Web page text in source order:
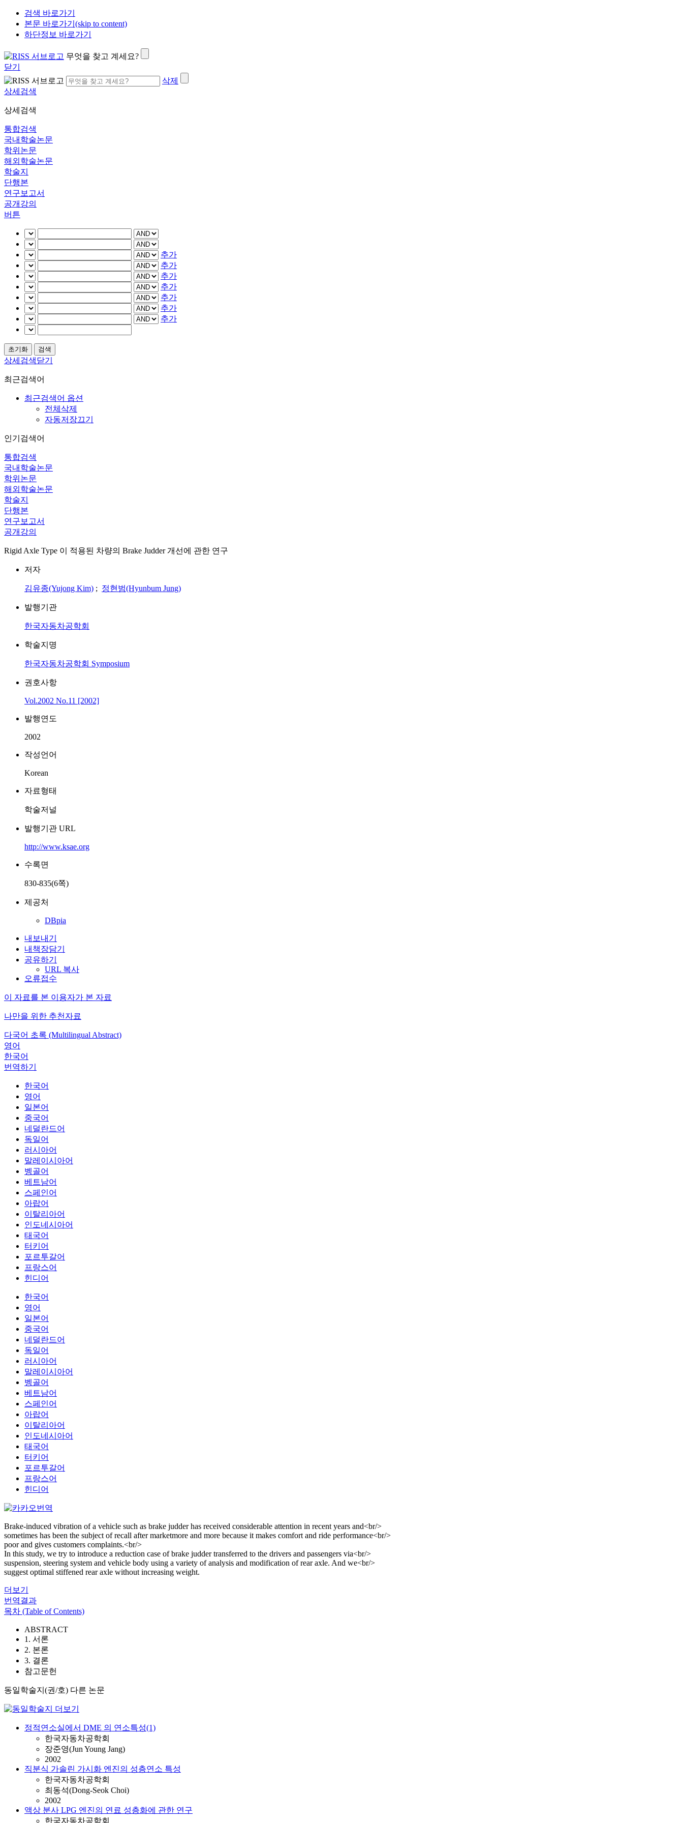
검색 바로가기
본문 바로가기(skip to content)
하단정보 바로가기
무엇을 찾고 계세요?
닫기
삭제
상세검색
상세검색
통합검색
국내학술논문
학위논문
해외학술논문
학술지
단행본
연구보고서
공개강의
버튼
추가
추가
추가
추가
추가
추가
추가
상세검색닫기
최근검색어
최근검색어 옵션
전체삭제
자동저장끄기
인기검색어
통합검색
국내학술논문
학위논문
해외학술논문
학술지
단행본
연구보고서
공개강의
Rigid Axle Type 이 적용된 차량의 Brake Judder 개선에 관한 연구
저자
김유종(Yujong Kim) ; 정현범(Hyunbum Jung)
발행기관
한국자동차공학회
학술지명
한국자동차공학회 Symposium
권호사항
Vol.2002 No.11 [2002]
발행연도
2002
작성언어
Korean
자료형태
학술저널
발행기관 URL
http://www.ksae.org
수록면
830-835(6쪽)
제공처
DBpia
내보내기
내책장담기
공유하기
URL 복사
오류접수
이 자료를 본 이용자가 본 자료
나만을 위한 추천자료
다국어 초록 (Multilingual Abstract)
영어
한국어
번역하기
한국어
영어
일본어
중국어
네덜란드어
독일어
러시아어
말레이시아어
벵골어
베트남어
스페인어
아랍어
이탈리아어
인도네시아어
태국어
터키어
포르투갈어
프랑스어
힌디어
한국어
영어
일본어
중국어
네덜란드어
독일어
러시아어
말레이시아어
벵골어
베트남어
스페인어
아랍어
이탈리아어
인도네시아어
태국어
터키어
포르투갈어
프랑스어
힌디어
Brake-induced vibration of a vehicle such as brake judder has received considerable attention in recent years and<br/>
sometimes has been the subject of recall after marketmore and more because it makes comfort and ride performance<br/>
poor and gives customers complaints.<br/>
In this study, we try to introduce a reduction case of brake judder transferred to the drivers and passengers via<br/>
suspension, steering system and vehicle body using a variety of analysis and modification of rear axle. And we<br/>
suggest optimal stiffened rear axle without increasing weight.
더보기
번역결과
목차 (Table of Contents)
ABSTRACT
1. 서론
2. 본론
3. 결론
참고문헌
동일학술지(권/호) 다른 논문
정적연소실에서 DME 의 연소특성(1)
한국자동차공학회
장준영(Jun Young Jang)
2002
직분식 가솔린 가시화 엔진의 성층연소 특성
한국자동차공학회
최동석(Dong-Seok Choi)
2002
액상 분사 LPG 엔진의 연료 성층화에 관한 연구
한국자동차공학회